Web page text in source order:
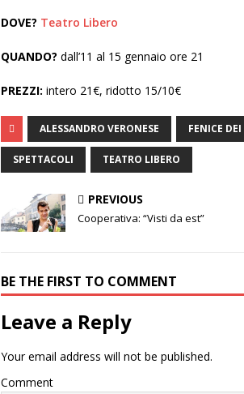
DOVE? Teatro Libero
QUANDO? dall’11 al 15 gennaio ore 21
PREZZI: intero 21€, ridotto 15/10€
ALESSANDRO VERONESE FENICE
SPETTACOLI TEATRO LIBERO
PREVIOUS
Cooperativa: “Visti da est”
BE THE FIRST TO COMMENT
Leave a Reply
Your email address will not be published.
Comment